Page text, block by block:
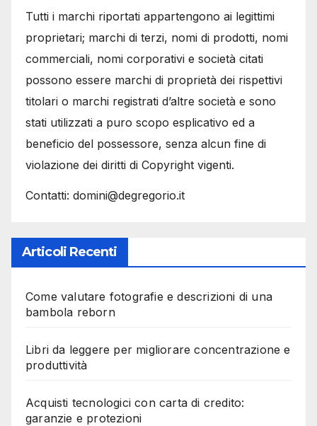
Tutti i marchi riportati appartengono ai legittimi
proprietari; marchi di terzi, nomi di prodotti, nomi
commerciali, nomi corporativi e società citati
possono essere marchi di proprietà dei rispettivi
titolari o marchi registrati d’altre società e sono
stati utilizzati a puro scopo esplicativo ed a
beneficio del possessore, senza alcun fine di
violazione dei diritti di Copyright vigenti.
Contatti: domini@degregorio.it
Articoli Recenti
Come valutare fotografie e descrizioni di una
bambola reborn
Libri da leggere per migliorare concentrazione e
produttività
Acquisti tecnologici con carta di credito:
garanzie e protezioni